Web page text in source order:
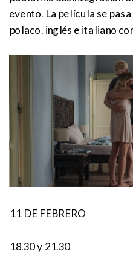
evento. La película se
polaco, inglés e italiano
11 DE FEBRERO
18.30 y 21.30